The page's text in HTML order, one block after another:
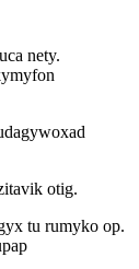
nety.
otig.
tu rumyko op.